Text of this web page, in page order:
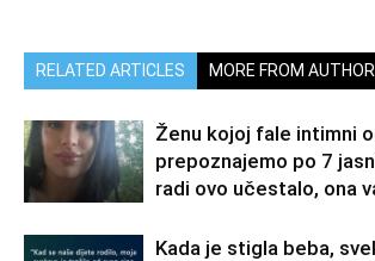
RELATED ARTICLES MORE FROM AUTHOR
Ženu kojoj fale intimni
prepoznajemo po 7
radi ovo učestalo, ona
Kada je stigla beba,